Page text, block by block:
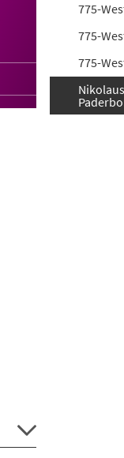
775-
775-
775-